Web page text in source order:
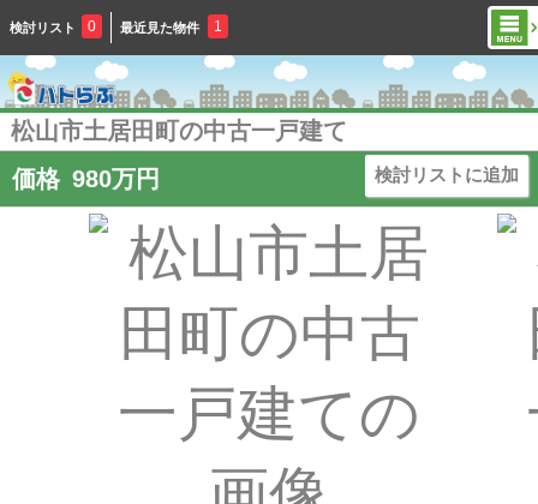
検討リスト 0 最近見た物件 1
松山市土居田町の中古一戸建て
価格 980万円 検討リストに追加